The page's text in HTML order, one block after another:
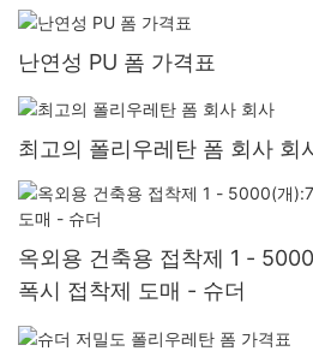
난연성 PU 폼 가격표
최고의 폴리우레탄 폼 회사 회
옥외용 건축용 접착제 1 -
폭시 접착제 도매 - 슈더